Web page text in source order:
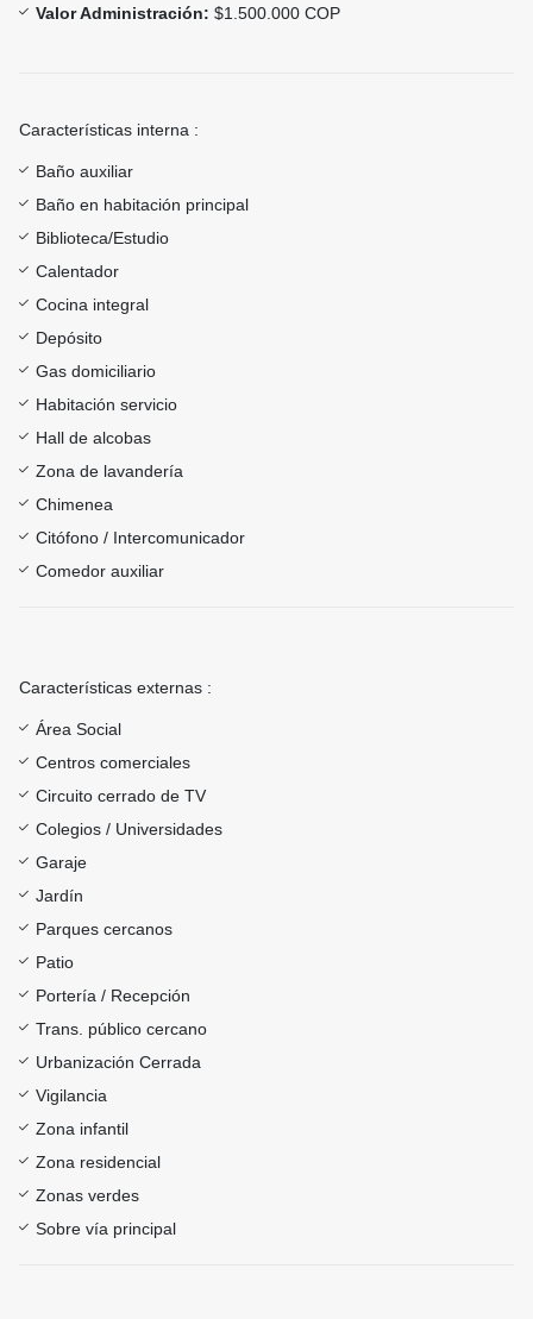
Valor Administración: $1.500.000 COP
Características interna :
Baño auxiliar
Baño en habitación principal
Biblioteca/Estudio
Calentador
Cocina integral
Depósito
Gas domiciliario
Habitación servicio
Hall de alcobas
Zona de lavandería
Chimenea
Citófono / Intercomunicador
Comedor auxiliar
Características externas :
Área Social
Centros comerciales
Circuito cerrado de TV
Colegios / Universidades
Garaje
Jardín
Parques cercanos
Patio
Portería / Recepción
Trans. público cercano
Urbanización Cerrada
Vigilancia
Zona infantil
Zona residencial
Zonas verdes
Sobre vía principal